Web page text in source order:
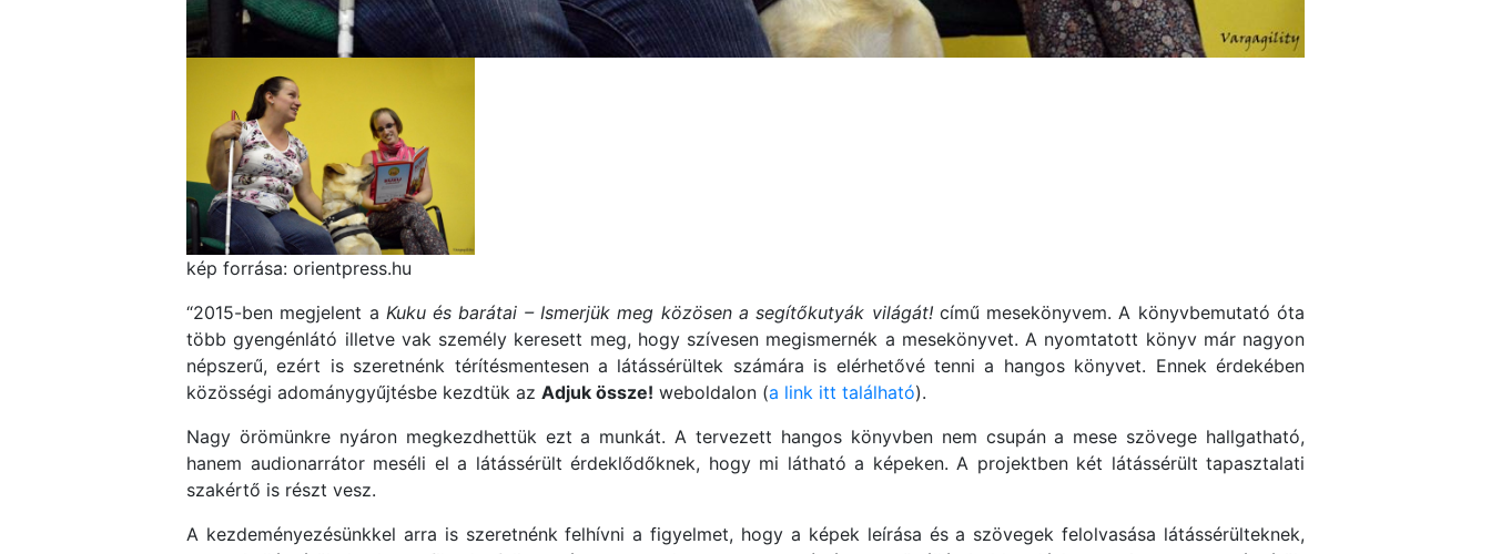
kép forrása: orientpress.hu
“2015-ben megjelent a Kuku és barátai – Ismerjük meg közösen a segítőkutyák világát!című mesekönyvem. A könyvbemutató óta
több gyengénlátó illetve vak személy keresett meg, hogy szívesen megismernék a mesekönyvet. A nyomtatott könyv már nagyon
népszerű, ezért is szeretnénk térítésmentesen a látássérültek számára is elérhetővé tenni a hangos könyvet. Ennek érdekében
közösségi adománygyűjtésbe kezdtük az Adjuk össze! weboldalon (a link itt található).
Nagy örömünkre nyáron megkezdhettük ezt a munkát. A tervezett hangos könyvben nem csupán a mese szövege hallgatható,
hanem audionarrátor meséli el a látássérült érdeklődőknek, hogy mi látható a képeken. A projektben két látássérült tapasztalati
szakértő is részt vesz.
A kezdeményezésünkkel arra is szeretnénk felhívni a figyelmet, hogy a képek leírása és a szövegek felolvasása látássérülteknek,